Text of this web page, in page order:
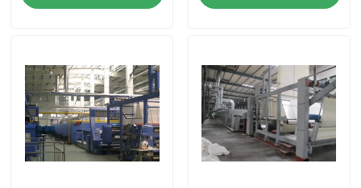
Produkte
Über uns